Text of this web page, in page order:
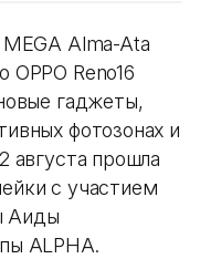
Alma-Ata
OPPO Reno16
гаджеты,
фотозонах и
августа прошла
с участием
Аиды
ALPHA.